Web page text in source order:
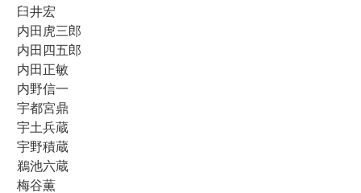
臼井宏
内田虎三郎
内田四五郎
内田正敏
内野信一
宇都宮鼎
宇土兵蔵
宇野積蔵
鵜池六蔵
梅谷薫